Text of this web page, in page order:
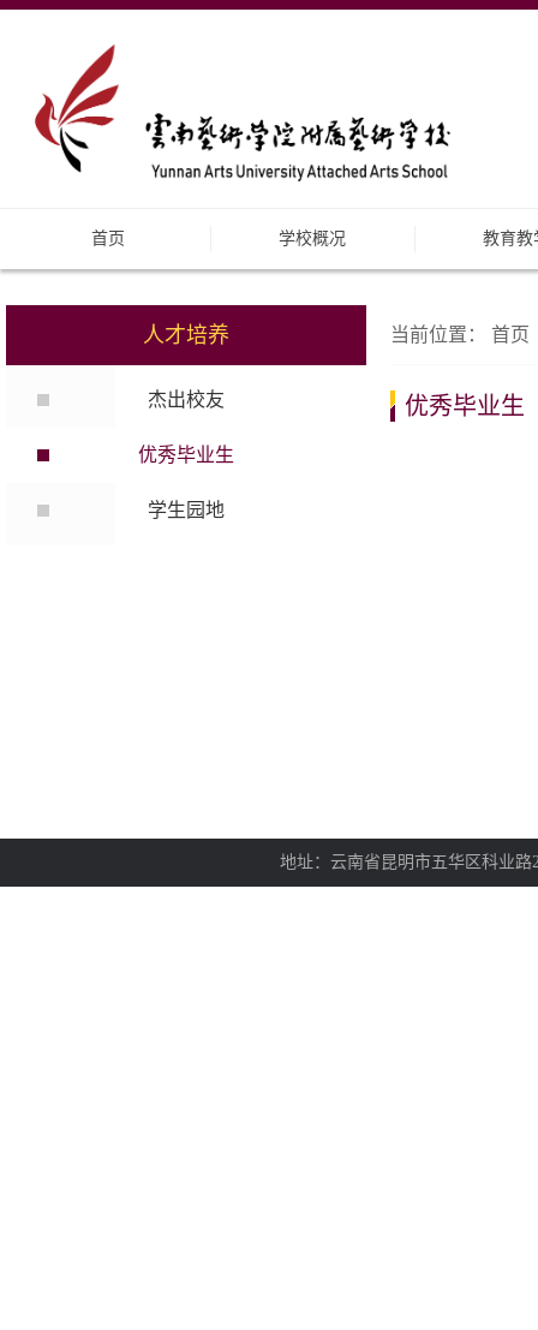
首页 学校概况 教育教
人才培养
杰出校友
优秀毕业生
学生园地
当前位置： 首页
优秀毕业生
地址：云南省昆明市五华区科业